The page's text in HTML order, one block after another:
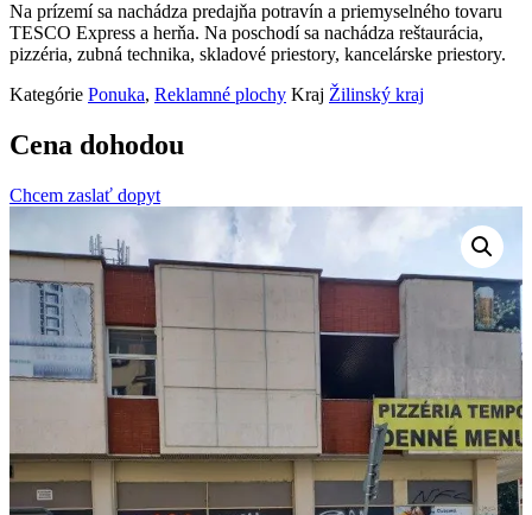
Na prízemí sa nachádza predajňa potravín a priemyselného tovaru
TESCO Express a herňa. Na poschodí sa nachádza reštaurácia,
pizzéria, zubná technika, skladové priestory, kancelárske priestory.
Kategórie Ponuka, Reklamné plochy Kraj Žilinský kraj
Cena dohodou
Chcem zaslať dopyt